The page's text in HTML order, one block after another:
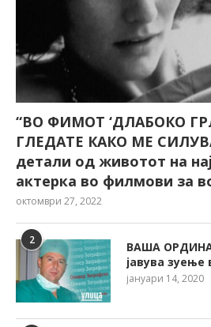
“ВО ФИМОТ ‘ДЛАБОКО
ГЛЕДАТЕ КАКО МЕ
детали од животот на
актерка во филмови за
октомври 27, 2022
2
ВАША
јавува
јануари 14, 2020